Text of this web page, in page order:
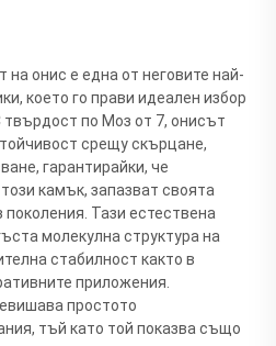
онис е една от неговите най-
което го прави идеален избор
по Моз от 7, онисът
срещу скърцане,
гарантирайки, че
камък, запазват своята
Тази естествена
молекулна структура на
стабилност както в
приложения.
простото
тъй като той показва също